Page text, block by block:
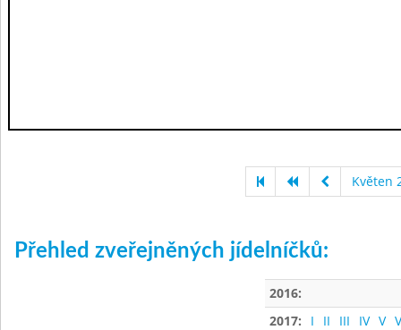
Květen
Přehled zveřejněných jídelníčků:
2016:
2017:
I II III IV V